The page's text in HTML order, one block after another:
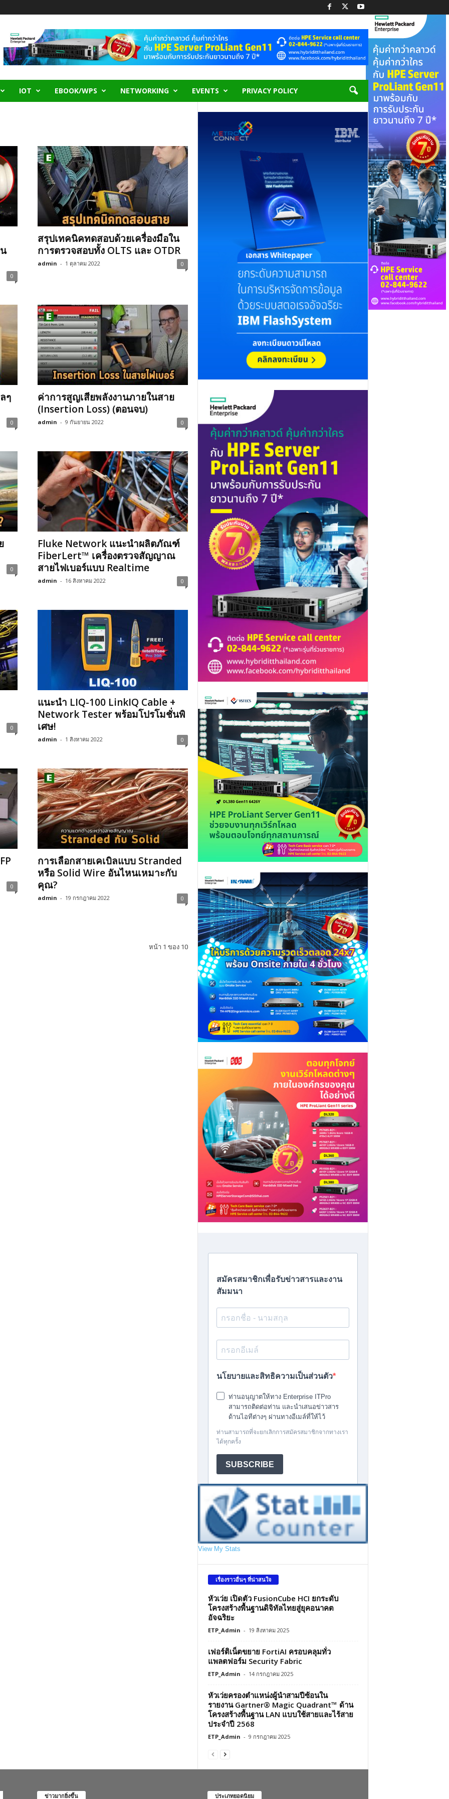
IOT EBOOK/WPS NETWORKING EVENTS PRIVACY POLICY
0
สรุปเทคนิคทดสอบด้วยเครื่องมือใน
การตรวจสอบทั้ง OLTS และ OTDR
admin - 1 ตุลาคม 2022 0
ๆ
0
ค่าการสูญเสียพลังงานภายในสาย
(Insertion Loss) (ตอนจบ)
admin - 9 กันยายน 2022 0
0
Fluke Network แนะนำผลิตภัณฑ์
FiberLert™ เครื่องตรวจสัญญาณ
สายไฟเบอร์แบบ Realtime
admin - 16 สิงหาคม 2022 0
0
แนะนำ LIQ-100 LinkIQ Cable +
Network Tester พร้อมโปรโมชั่นพิ
เศษ!
admin - 1 สิงหาคม 2022 0
0
การเลือกสายเคเบิลแบบ Stranded
หรือ Solid Wire อันไหนเหมาะกับ
คุณ?
admin - 19 กรกฎาคม 2022 0
หน้า 1 ของ 10
View My Stats
เรื่องราวอื่นๆ ที่น่าสนใจ
หัวเว่ย เปิดตัว FusionCube HCI ยกระดับ
โครงสร้างพื้นฐานดิจิทัลไทยสู่ยุคอนาคต
อัจฉริยะ
ETP_Admin - 19 สิงหาคม 2025
เฟอร์ติเน็ตขยาย FortiAI ครอบคลุมทั่ว
แพลตฟอร์ม Security Fabric
ETP_Admin - 14 กรกฎาคม 2025
หัวเว่ยครองตำแหน่งผู้นำสามปีซ้อนใน
รายงาน Gartner® Magic Quadrant™ ด้าน
โครงสร้างพื้นฐาน LAN แบบใช้สายและไร้สาย
ประจำปี 2568
ETP_Admin - 9 กรกฎาคม 2025
ข่าวมากยิ่งขึ้น ประเภทยอดนิยม